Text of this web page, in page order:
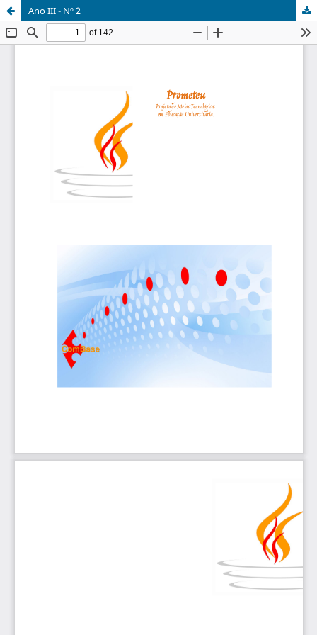
Ano III - Nº 2